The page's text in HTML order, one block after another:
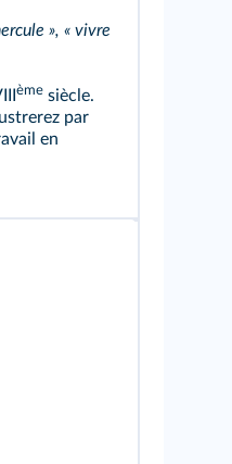
», « vivre
ème siècle.
par
en